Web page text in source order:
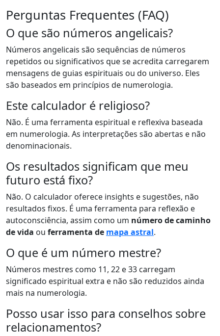
Perguntas Frequentes (FAQ)
O que são números angelicais?
Números angelicais são sequências de números
repetidos ou significativos que se acredita carregarem
mensagens de guias espirituais ou do universo. Eles
são baseados em princípios de numerologia.
Este calculador é religioso?
Não. É uma ferramenta espiritual e reflexiva baseada
em numerologia. As interpretações são abertas e não
denominacionais.
Os resultados significam que meu
futuro está fixo?
Não. O calculador oferece insights e sugestões, não
resultados fixos. É uma ferramenta para reflexão e
autoconsciência, assim como um número de caminho
de vida ou ferramenta de mapa astral.
O que é um número mestre?
Números mestres como 11, 22 e 33 carregam
significado espiritual extra e não são reduzidos ainda
mais na numerologia.
Posso usar isso para conselhos sobre
relacionamentos?